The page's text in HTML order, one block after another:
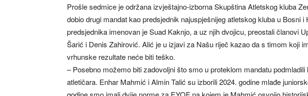
Prošle sedmice je održana izvještajno-izborna Skupština Atletskog kluba
dobio drugi mandat kao predsjednik najuspješnijeg atletskog kluba u Bosni
predsjednika imenovan je Suad Kaknjo, a uz njih dvojicu, preostali članovi
Šarić i Denis Zahirović. Alić je u izjavi za Našu riječ kazao da s timom koji
vrhunske rezultate neće biti teŝko.
– Posebno možemo biti zadovoljni što smo u proteklom mandatu
atletičara. Enhar Mahmić i Almin Talić su izborili 2024. godine mlađe